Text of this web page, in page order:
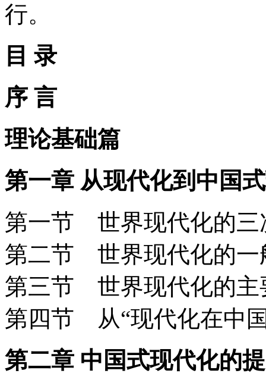
行。
目 录
序 言
理论基础篇
第一章 从现代化到中国
第一节 世界现代化的
第二节 世界现代化的
第三节 世界现代化的
第四节 从“现代化在中
第二章 中国式现代化的